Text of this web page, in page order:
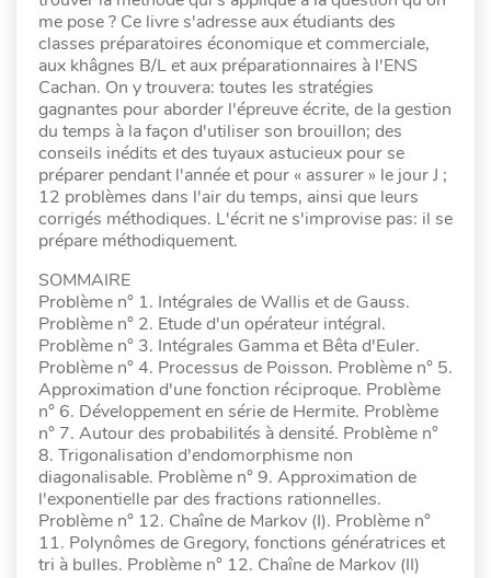
me pose ? Ce livre s'adresse aux étudiants des
classes préparatoires économique et commerciale,
aux khâgnes B/L et aux préparationnaires à l'ENS
Cachan. On y trouvera: toutes les stratégies
gagnantes pour aborder l'épreuve écrite, de la gestion
du temps à la façon d'utiliser son brouillon; des
conseils inédits et des tuyaux astucieux pour se
préparer pendant l'année et pour « assurer » le jour J ;
12 problèmes dans l'air du temps, ainsi que leurs
corrigés méthodiques. L'écrit ne s'improvise pas: il se
prépare méthodiquement.
SOMMAIRE
Problème n° 1. Intégrales de Wallis et de Gauss.
Problème n° 2. Etude d'un opérateur intégral.
Problème n° 3. Intégrales Gamma et Bêta d'Euler.
Problème n° 4. Processus de Poisson. Problème n° 5.
Approximation d'une fonction réciproque. Problème
n° 6. Développement en série de Hermite. Problème
n° 7. Autour des probabilités à densité. Problème n°
8. Trigonalisation d'endomorphisme non
diagonalisable. Problème n° 9. Approximation de
l'exponentielle par des fractions rationnelles.
Problème n° 12. Chaîne de Markov (I). Problème n°
11. Polynômes de Gregory, fonctions génératrices et
tri à bulles. Problème n° 12. Chaîne de Markov (II)